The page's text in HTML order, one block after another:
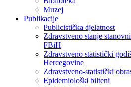
Muzej
Publikacije
Publicistička djelatnost
Zdravstveno stanje
FBiH
Zdravstveno statistički
Hercegovine
Zdravstveno-statistički
Epidemiološki bilteni